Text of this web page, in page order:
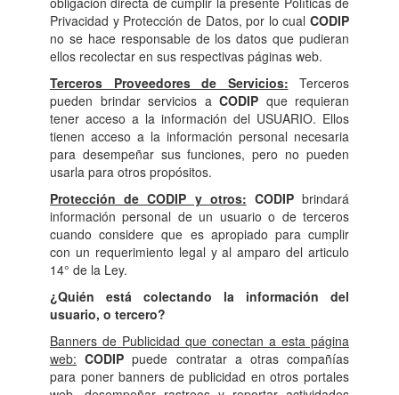
Privacidad y Protección de Datos, por lo cual CODIP
no se hace responsable de los datos que pudieran
ellos recolectar en sus respectivas páginas web.
Terceros Proveedores de Servicios: Terceros
pueden brindar servicios a CODIP que requieran
tener acceso a la información del USUARIO. Ellos
tienen acceso a la información personal necesaria
para desempeñar sus funciones, pero no pueden
usarla para otros propósitos.
Protección de CODIP y otros: CODIPbrindará
información personal de un usuario o de terceros
cuando considere que es apropiado para cumplir
con un requerimiento legal y al amparo del articulo
14° de la Ley.
¿Quién está colectando la información del
usuario, o tercero?
Banners de Publicidad que conectan a esta página
web: CODIP puede contratar a otras compañías
para poner banners de publicidad en otros portales